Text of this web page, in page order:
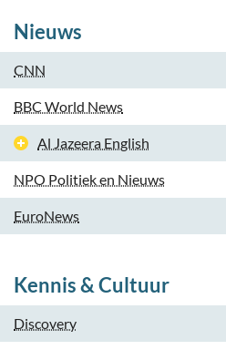
Nieuws
CNN
BBC World News
Al Jazeera English
NPO Politiek en Nieuws
EuroNews
Kennis & Cultuur
Discovery